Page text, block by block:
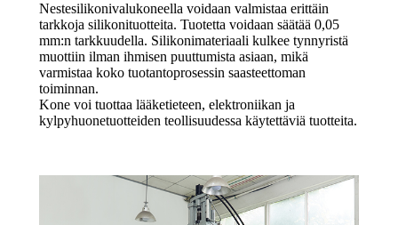
Nestesilikonivalukoneella voidaan valmistaa erittäin
tarkkoja silikonituotteita. Tuotetta voidaan säätää 0,05
mm:n tarkkuudella. Silikonimateriaali kulkee tynnyristä
muottiin ilman ihmisen puuttumista asiaan, mikä
varmistaa koko tuotantoprosessin saasteettoman
toiminnan.
Kone voi tuottaa lääketieteen, elektroniikan ja
kylpyhuonetuotteiden teollisuudessa käytettäviä tuotteita.